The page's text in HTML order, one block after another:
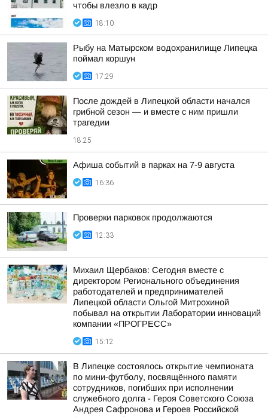
чтобы влезло в кадр
18:10
Рыбу на Матырском водохранилище Липецка
поймал коршун
17:29
После дождей в Липецкой области начался
грибной сезон — и вместе с ним пришли
трагедии
18:25
Афиша событий в парках на 7-9 августа
16:36
Проверки парковок продолжаются
12:33
Михаил Щербаков: Сегодня вместе с
директором Регионального объединения
работодателей и предпринимателей
Липецкой области Ольгой Митрохиной
побывал на открытии Лаборатории инноваций
компании «ПРОГРЕСС»
15:12
В Липецке состоялось открытие чемпионата
по мини-футболу, посвящённого памяти
сотрудников, погибших при исполнении
служебного долга - Героя Советского Союза
Андрея Сафронова и Героев Российской